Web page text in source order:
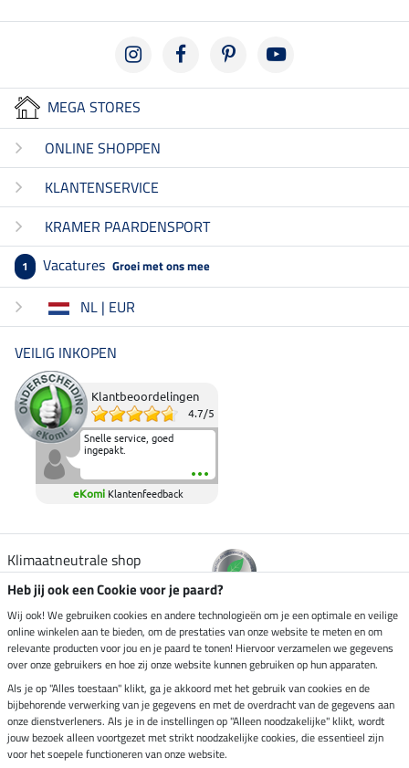
MEGA STORES
ONLINE SHOPPEN
KLANTENSERVICE
KRAMER PAARDENSPORT
1 Vacatures Groei met ons mee
NL | EUR
VEILIG INKOPEN
Klantbeoordelingen
4.7/5
Snelle service, goed
ingepakt.
eKomi Klantenfeedback
Klimaatneutrale shop
Verzending per
Veilig betalen met
Impressum
Heb jij ook een Cookie voor je paard?
Wij ook! We gebruiken cookies en andere technologieën om je een optimale en veilige
online winkelen aan te bieden, om de prestaties van onze website te meten en om
relevante producten voor jou en je paard te tonen! Hiervoor verzamelen we gegevens
over onze gebruikers en hoe zij onze website kunnen gebruiken op hun apparaten.
Als je op "Alles toestaan" klikt, ga je akkoord met het gebruik van cookies en de
bijbehorende verwerking van je gegevens en met de overdracht van de gegevens aan
onze dienstverleners. Als je in de instellingen op "Alleen noodzakelijke" klikt, wordt
jouw bezoek alleen voortgezet met strikt noodzakelijke cookies, die essentieel zijn
voor het soepele functioneren van onze website.